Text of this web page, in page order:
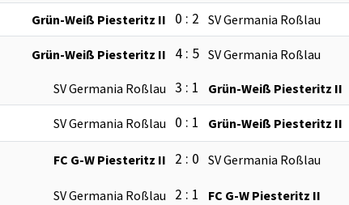
Grün-Weiß Piesteritz II 0 : 2 SV Germania Roßlau
Grün-Weiß Piesteritz II 4 : 5 SV Germania Roßlau
SV Germania Roßlau 3 : 1 Grün-Weiß Piesteritz II
SV Germania Roßlau 0 : 1 Grün-Weiß Piesteritz II
FC G-W Piesteritz II 2 : 0 SV Germania Roßlau
SV Germania Roßlau 2 : 1 FC G-W Piesteritz II